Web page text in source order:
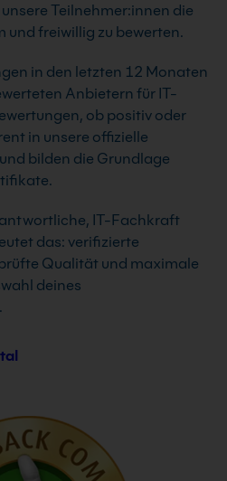
Teilnehmer:innen die
und freiwillig zu bewerten.
in den letzten 12 Monaten
Anbietern für IT-
ob positiv oder
in unsere offizielle
bilden die Grundlage
IT-Fachkraft
das: verifizierte
Qualität und maximale
deines